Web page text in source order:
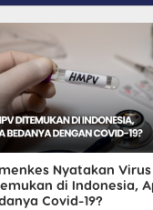
Nyatakan Virus
di Indonesia,
Covid-19?